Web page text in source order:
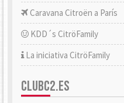
Caravana Citroën a París
KDD´s CitröFamily
La iniciativa CitröFamily
CLUBC2.ES